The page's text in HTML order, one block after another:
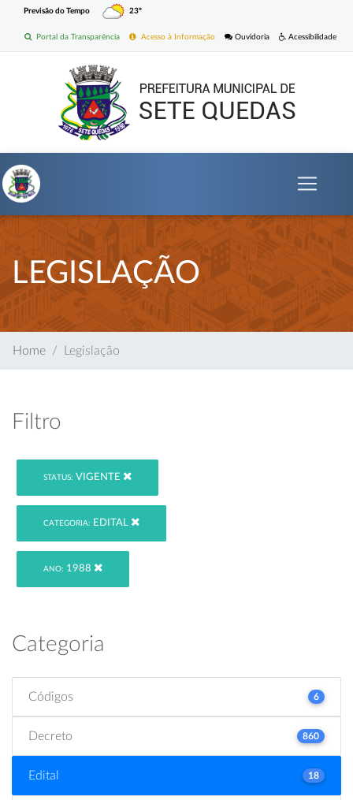
Previsão do Tempo 23º
Acessibilidade
Ouvidoria
Acesso à Informação
Portal da Transparência
LEGISLAÇÃO
Home Legislação
Filtro
STATUS: VIGENTE
CATEGORIA: EDITAL
ANO: 1988
Categoria
Códigos 6
Decreto 860
Edital 18